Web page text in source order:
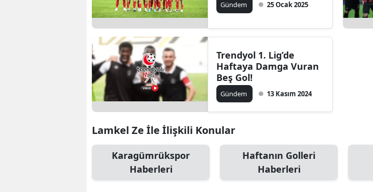
Gündem 25 Ocak 2025
Trendyol 1. Lig’de
Haftaya Damga Vuran
Beş Gol!
Gündem 13 Kasım 2024
Lamkel Ze İle İlişkili Konular
Karagümrükspor
Haberleri
Haftanın Golleri
Haberleri